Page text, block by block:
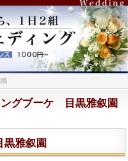
グブーケ 目黒雅叙園
黒雅叙園